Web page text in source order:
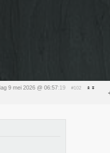
9 mei 2026 @ 06:57:19 #102